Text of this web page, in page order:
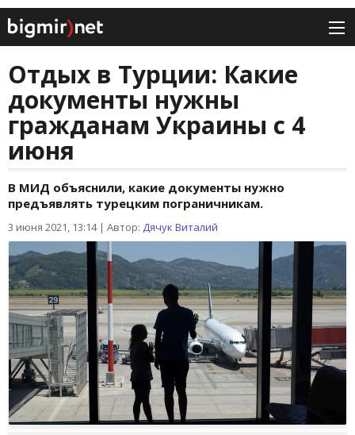
Отдых в Турции: Какие
документы нужны
гражданам Украины с 4
июня
В МИД объяснили, какие документы нужно
предъявлять турецким пограничникам.
3 июня 2021, 13:14| Автор: Дячук Виталий